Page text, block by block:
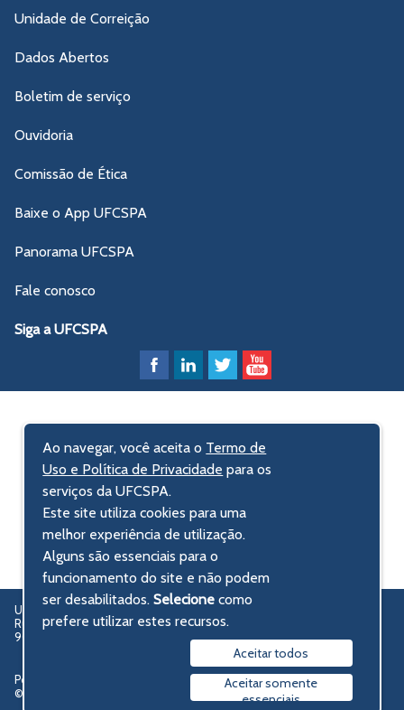
Unidade de Correição
Dados Abertos
Boletim de serviço
Ouvidoria
Comissão de Ética
Baixe o App UFCSPA
Panorama UFCSPA
Fale conosco
Siga a UFCSPA
UFCSPA – Universidade Federal de Ciências da Saúde de Porto Alegre
Rua Sarmento Leite, 245 - Centro Histórico
90050-170 Porto Alegre, RS, Brasil
Política de privacidade
© 2009-2026 UFCSPA
Ao navegar, você aceita o Termo de
Uso e Política de Privacidade para os
serviços da UFCSPA.
Este site utiliza cookies para uma
melhor experiência de utilização.
Alguns são essenciais para o
funcionamento do site e não podem
ser desabilitados.Selecionecomo
prefere utilizar estes recursos.
Aceitar todos
Aceitar somente
essenciais